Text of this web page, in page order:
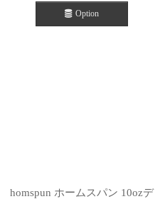
Option
homspun ホームスパン 10ozデ